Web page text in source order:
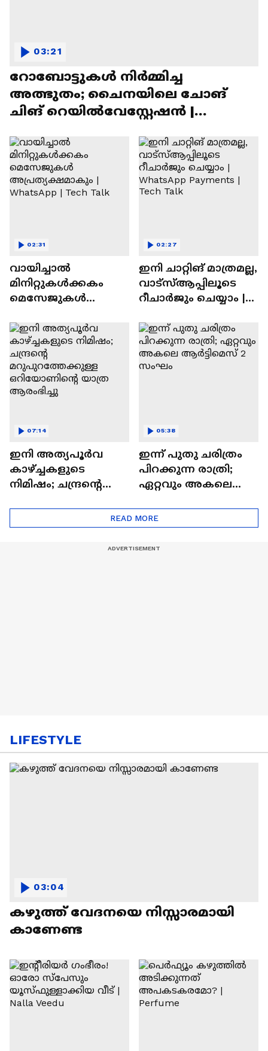
റോബോട്ടുകൾ നിർമ്മിച്ച
അത്ഭുതം; ചൈനയിലെ ചോങ്
ചിങ് റെയിൽവേസ്റ്റേഷൻ |
03:21
വായിച്ചാൽ
മിനിറ്റുകൾക്കകം
മെസേജുകള്‍
WhatsApp | Tech Talk
02:31
ഇനി ചാറ്റിങ് മാത്രമല്ല,
വാട്‌സ്‌ആപ്പിലൂടെ
റീചാർജും ചെയ്യാം |
Tech Talk
02:27
ഇനി അത്യപൂര്‍വ
കാഴ്ച്ചകളുടെ
നിമിഷം; ചന്ദ്രന്റെ
ഒറിയോണിന്റെ യാത്ര
ആരംഭിച്ചു
07:14
ഇന്ന് പുതു ചരിത്രം
പിറക്കുന്ന രാത്രി;
ഏറ്റവും അകലെ
05:38
READ MORE
LIFESTYLE
കഴുത്ത് വേദനയെ നിസ്സാരമായി
കാണേണ്ട
03:04